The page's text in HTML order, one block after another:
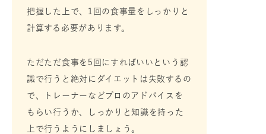
把握した上で、1回の食事量をしっかりと
計算する必要があります。
ただただ食事を5回にすればいいという認
識で行うと絶対にダイエットは失敗するの
で、トレーナーなどプロのアドバイスを
もらい行うか、しっかりと知識を持った
上で行うようにしましょう。